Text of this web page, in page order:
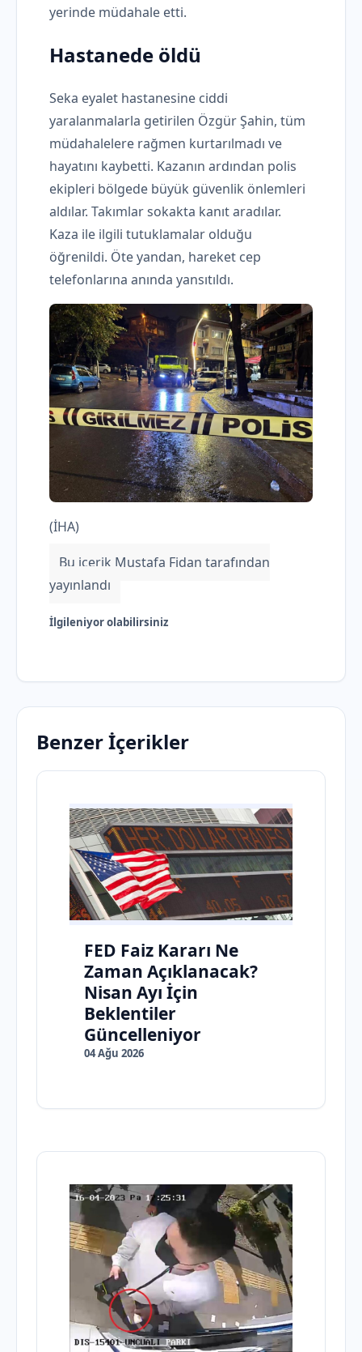
yerinde müdahale etti.
Hastanede öldü
Seka eyalet hastanesine ciddi
yaralanmalarla getirilen Özgür Şahin, tüm
müdahalelere rağmen kurtarılmadı ve
hayatını kaybetti. Kazanın ardından polis
ekipleri bölgede büyük güvenlik önlemleri
aldılar. Takımlar sokakta kanıt aradılar.
Kaza ile ilgili tutuklamalar olduğu
öğrenildi. Öte yandan, hareket cep
telefonlarına anında yansıtıldı.
(İHA)
Bu içerik Mustafa Fidan tarafından
yayınlandı
İlgileniyor olabilirsiniz
Benzer İçerikler
FED Faiz Kararı Ne
Zaman Açıklanacak?
Nisan Ayı İçin
Beklentiler
Güncelleniyor
04 Ağu 2026